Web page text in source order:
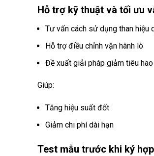
Hỗ trợ kỹ thuật và tối ưu
Tư vấn cách sử dụng than hiệu
Hỗ trợ điều chỉnh vận hành lò
Đề xuất giải pháp giảm tiêu
Giúp:
Tăng hiệu suất đốt
Giảm chi phí dài hạn
Test mẫu trước khi ký